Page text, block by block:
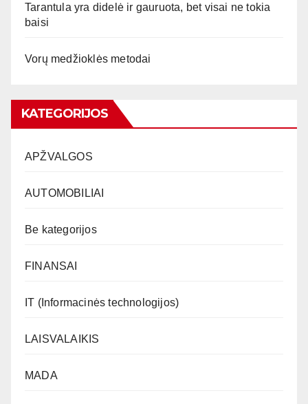
Tarantula yra didelė ir gauruota, bet visai ne tokia
baisi
Vorų medžioklės metodai
KATEGORIJOS
APŽVALGOS
AUTOMOBILIAI
Be kategorijos
FINANSAI
IT (Informacinės technologijos)
LAISVALAIKIS
MADA